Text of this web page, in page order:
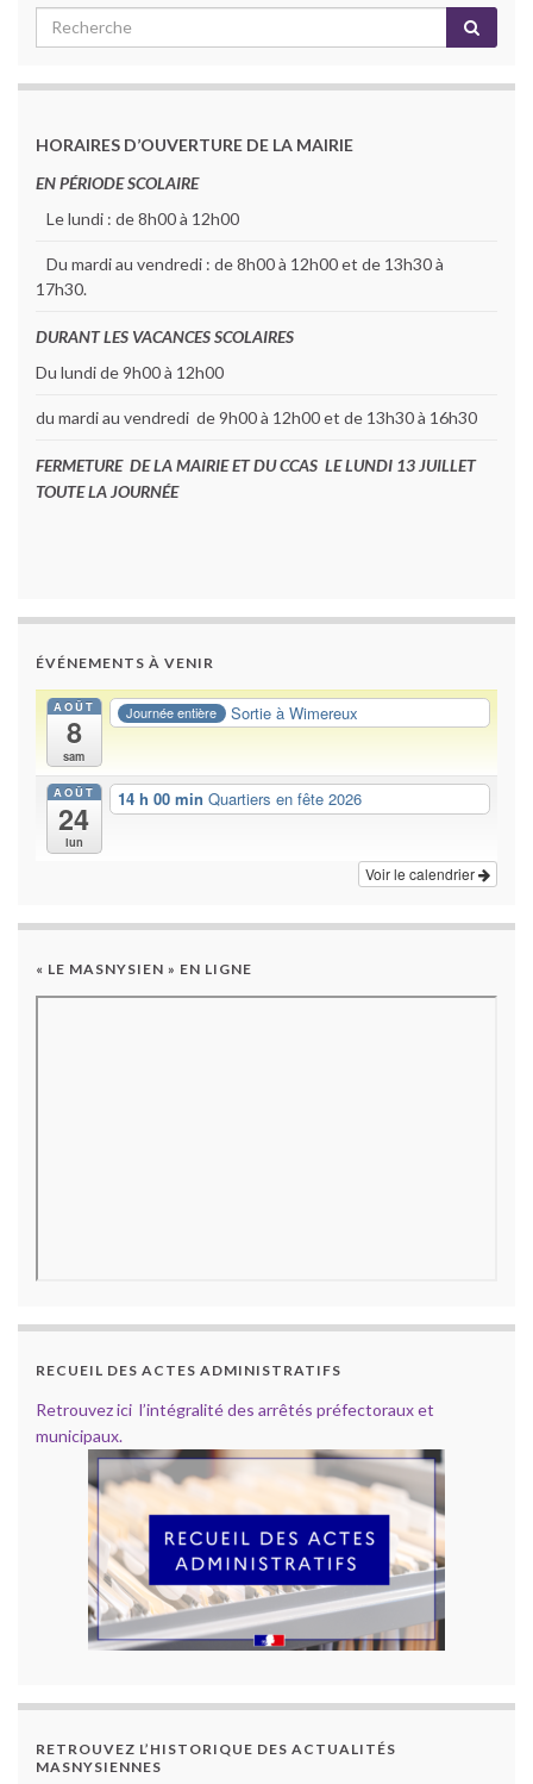
HORAIRES D’OUVERTURE DE LA MAIRIE
EN PÉRIODE SCOLAIRE
Le lundi : de 8h00 à 12h00
Du mardi au vendredi : de 8h00 à 12h00 et de 13h30 à
17h30.
DURANT LES VACANCES SCOLAIRES
Du lundi de 9h00 à 12h00
du mardi au vendredi de 9h00 à 12h00 et de 13h30 à 16h30
FERMETURE DE LA MAIRIE ET DU CCAS LE LUNDI 13 JUILLET
TOUTE LA JOURNÉE
ÉVÉNEMENTS À VENIR
AOÛT
8
sam
Journée entière Sortie à Wimereux
AOÛT
24
lun
14 h 00 min Quartiers en fête 2026
Voir le calendrier
« LE MASNYSIEN » EN LIGNE
RECUEIL DES ACTES ADMINISTRATIFS
Retrouvez ici l’intégralité des arrêtés préfectoraux et
municipaux.
RETROUVEZ L’HISTORIQUE DES ACTUALITÉS
MASNYSIENNES